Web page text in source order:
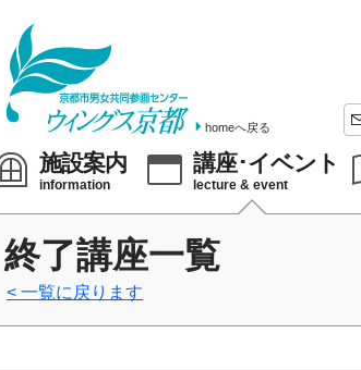
homeへ戻る
施設案内
information
講座･イベント
lecture & event
終了講座一覧
一覧に戻ります